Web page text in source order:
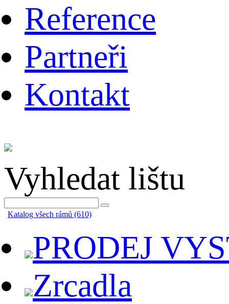
Reference
Partneři
Kontakt
Vyhledat lištu
Katalog všech rámů (610)
PRODEJ
Zrcadla